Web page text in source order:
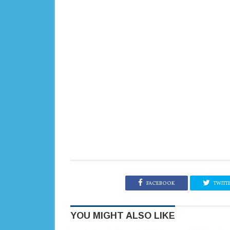
FACEBOOK
YOU MIGHT ALSO LIKE